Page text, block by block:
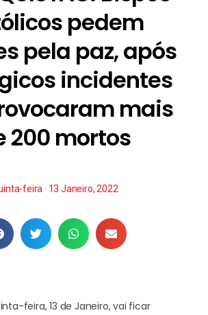
pedem
pela paz, após
incidentes
mais
200 mortos
feira · 13 Janeiro, 2022
feira, 13 de Janeiro, vai ficar